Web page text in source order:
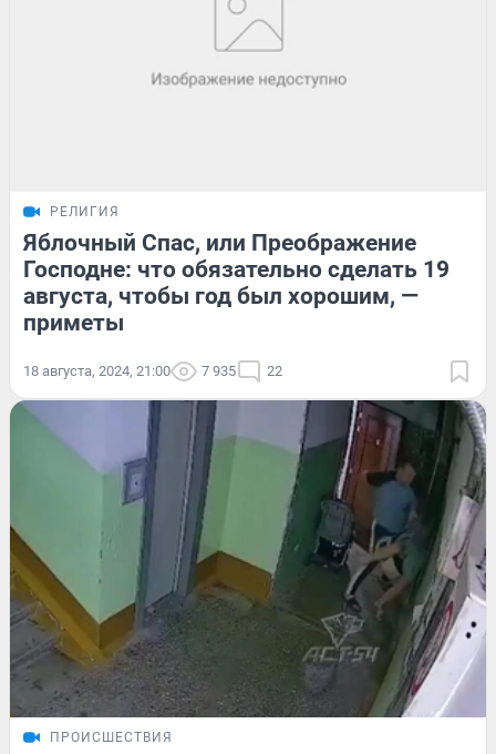
РЕЛИГИЯ
Яблочный Спас, или Преображение
Господне: что обязательно сделать 19
августа, чтобы год был хорошим, —
приметы
18 августа, 2024, 21:00 7 935 22
ПРОИСШЕСТВИЯ